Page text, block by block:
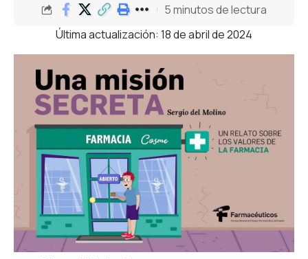
Última actualización: 18 de abril de 2024
5 minutos de lectura